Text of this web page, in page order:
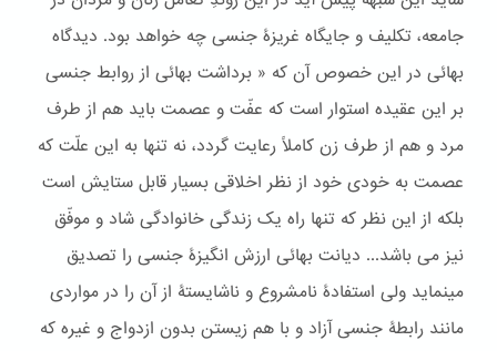
جامعه، تکلیف و جایگاه غریزۀ جنسی چه خواهد بود. دیدگاه
بهائی در این خصوص آن که « برداشت بهائی از روابط جنسی
بر این عقیده استوار است که عفّت و عصمت باید هم از طرف
مرد و هم از طرف زن کاملاً رعایت گردد، نه تنها به این علّت که
عصمت به خودی خود از نظر اخلاقی بسیار قابل ستایش است
بلکه از این نظر که تنها راه یک زندگی خانوادگی شاد و موفّق
نیز می باشد... دیانت بهائی ارزش انگیزۀ جنسی را تصدیق
می‎نماید ولی استفادۀ نامشروع و ناشایستۀ از آن را در مواردی
مانند رابطۀ جنسی آزاد و با هم زیستن بدون ازدواج و غیره که